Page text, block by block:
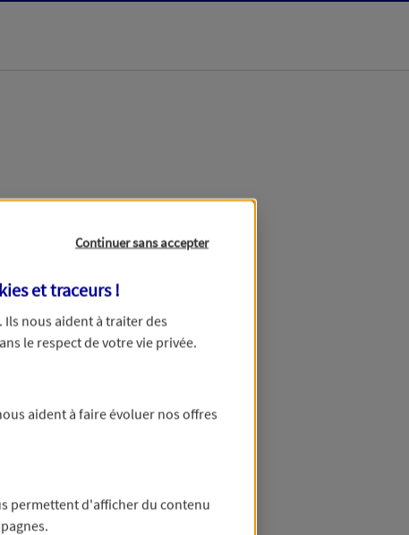
Continuer sans accepter
et traceurs!
. Ils nous aident à traiter des
le respect de votre vie privée.
aident à faire évoluer nos offres
permettent d'afficher du contenu